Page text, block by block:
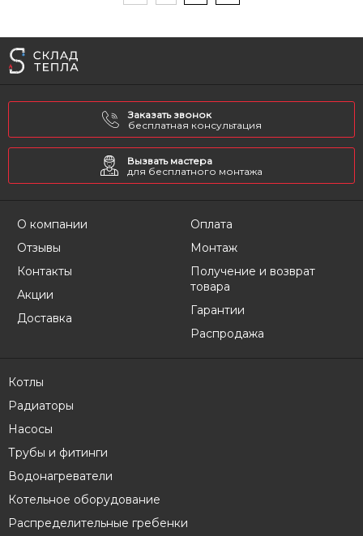
Заказать звонок
бесплатная консультация
Вызвать мастера
для бесплатного монтажа
О компании
Отзывы
Контакты
Акции
Доставка
Оплата
Монтаж
Получение и возврат
товара
Гарантии
Распродажа
Котлы
Радиаторы
Насосы
Трубы и фитинги
Водонагреватели
Котельное оборудование
Распределительные гребенки